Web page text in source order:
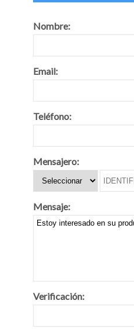
Nombre:
Email:
Teléfono:
Mensajero:
Mensaje:
Verificación: